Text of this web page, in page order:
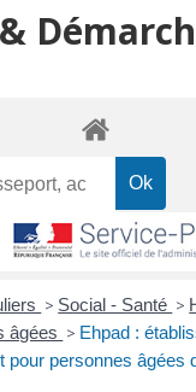
> Social - Santé >
âgées > Ehpad :
pour personnes âgées